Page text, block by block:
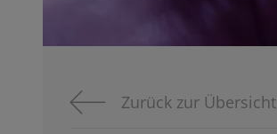
Zurück zur Übersicht